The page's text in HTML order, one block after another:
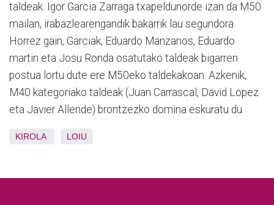
taldeak. Igor Garcia Zarraga txapeldunorde izan da M50
mailan, irabazlearengandik bakarrik lau segundora.
Horrez gain, Garciak, Eduardo Manzanos, Eduardo
martin eta Josu Ronda osatutako taldeak bigarren
postua lortu dute ere M50eko taldekakoan. Azkenik,
M40 kategoriako taldeak (Juan Carrascal, David Lopez
eta Javier Allende) brontzezko domina eskuratu du.
KIROLA LOIU